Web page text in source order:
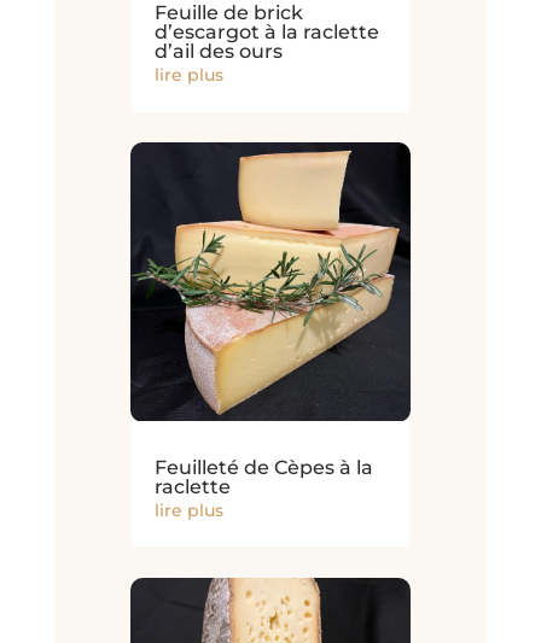
Feuille de brick
d’escargot à la raclette
d’ail des ours
lire plus
Feuilleté de Cèpes à la
raclette
lire plus